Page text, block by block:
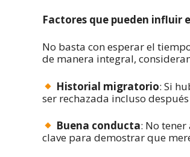
Factores que pueden influir
No basta con esperar el
de manera integral,
Historial migratorio: Si
ser rechazada incluso
Buena conducta: No
clave para demostrar que